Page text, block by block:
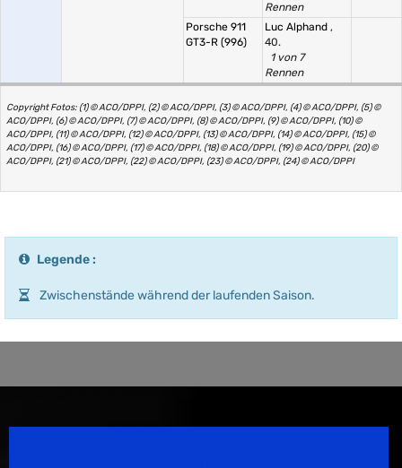
Rennen
Porsche 911
GT3-R (996)
Luc Alphand ,
40.
1 von 7
Rennen
Copyright Fotos: (1) © ACO/DPPI, (2) © ACO/DPPI, (3) © ACO/DPPI, (4) © ACO/DPPI, (5) ©
ACO/DPPI, (6) © ACO/DPPI, (7) © ACO/DPPI, (8) © ACO/DPPI, (9) © ACO/DPPI, (10) ©
ACO/DPPI, (11) © ACO/DPPI, (12) © ACO/DPPI, (13) © ACO/DPPI, (14) © ACO/DPPI, (15) ©
ACO/DPPI, (16) © ACO/DPPI, (17) © ACO/DPPI, (18) © ACO/DPPI, (19) © ACO/DPPI, (20) ©
ACO/DPPI, (21) © ACO/DPPI, (22) © ACO/DPPI, (23) © ACO/DPPI, (24) © ACO/DPPI
Legende :
Zwischenstände während der laufenden Saison.